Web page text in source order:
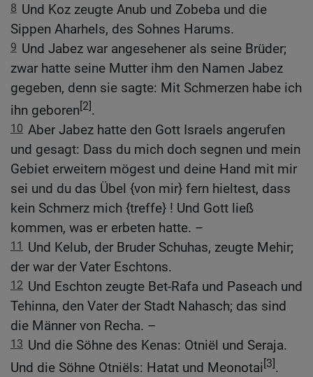
8 Und Koz zeugte Anub und Zobeba und die
Sippen Aharhels, des Sohnes Harums.
9 Und Jabez war angesehener als seine Brüder;
zwar hatte seine Mutter ihm den Namen Jabez
gegeben, denn sie sagte: Mit Schmerzen habe ich
ihn geboren[2].
10 Aber Jabez hatte den Gott Israels angerufen
und gesagt: Dass du mich doch segnen und mein
Gebiet erweitern mögest und deine Hand mit mir
sei und du das Übel {von mir} fern hieltest, dass
kein Schmerz mich {treffe} ! Und Gott ließ
kommen, was er erbeten hatte. –
11 Und Kelub, der Bruder Schuhas, zeugte Mehir;
der war der Vater Eschtons.
12 Und Eschton zeugte Bet-Rafa und Paseach und
Tehinna, den Vater der Stadt Nahasch; das sind
die Männer von Recha. –
13 Und die Söhne des Kenas: Otniël und Seraja.
Und die Söhne Otniëls: Hatat und Meonotai [3].